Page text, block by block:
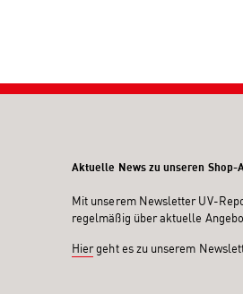
Aktuelle News zu unseren Shop-
Mit unserem Newsletter UV-
regelmäßig über aktuelle
Hiergeht es zu unserem